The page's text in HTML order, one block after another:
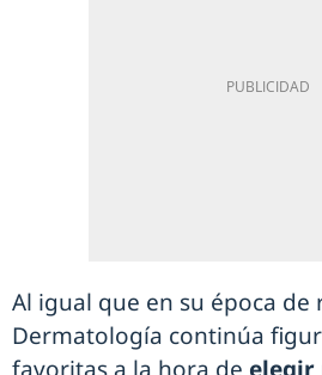
Al igual que en su época de
Dermatología continúa